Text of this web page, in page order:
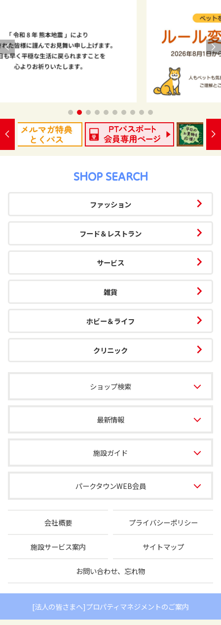
SHOP SEARCH
ファッション
フード＆レストラン
サービス
雑貨
ホビー＆ライフ
クリニック
ショップ検索
最新情報
施設ガイド
パークタウンWEB会員
会社概要 プライバシーポリシー
施設サービス案内 サイトマップ
お問い合わせ、忘れ物
[法人の皆さまへ]プロパティマネジメントのご案内